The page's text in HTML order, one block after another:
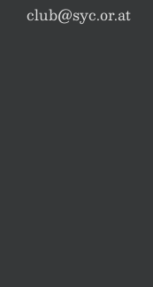
club@syc.or.at